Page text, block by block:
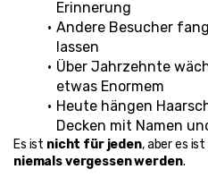
Erinnerung
Andere Besucher
lassen
Über Jahrzehnte
etwas Enormem
Heute hängen
Decken mit Namen
Es ist nicht für jeden, aber es
niemals vergessen werden.